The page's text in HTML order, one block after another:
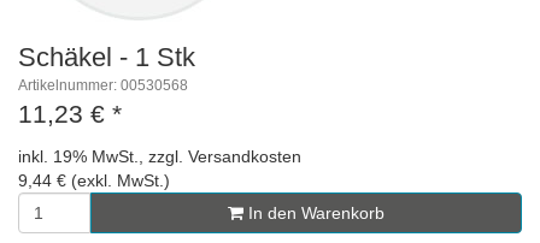
Schäkel - 1 Stk
Artikelnummer: 00530568
11,23 € *
inkl. 19% MwSt., zzgl. Versandkosten
9,44 € (exkl. MwSt.)
In den Warenkorb